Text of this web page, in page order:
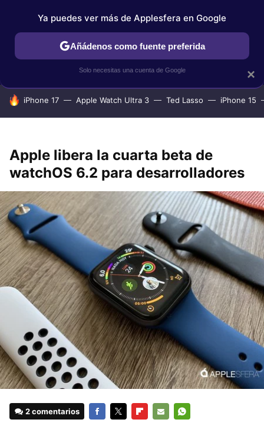
IPHONE TUTORIALES APPLESFERA SELECCIÓN
HOY SE HABLA DE
iPhone 17 Apple Watch Ultra 3 Ted Lasso iPhone 15
Apple libera la cuarta beta de
watchOS 6.2 para desarrolladores
2 comentarios
×
Ya puedes ver más de Applesfera en Google
Añádenos como fuente preferida
Solo necesitas una cuenta de Google